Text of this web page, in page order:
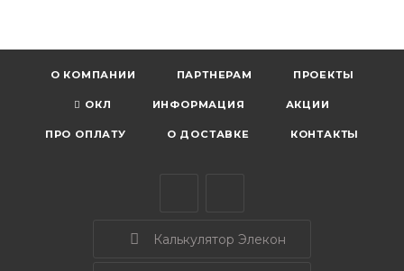
О КОМПАНИИ ПАРТНЕРАМ ПРОЕКТЫ
ОКЛ ИНФОРМАЦИЯ АКЦИИ
ПРО ОПЛАТУ О ДОСТАВКЕ КОНТАКТЫ
Калькулятор Элекон